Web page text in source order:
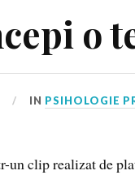
o
IN PSIHOLOGIE
un clip realizat de